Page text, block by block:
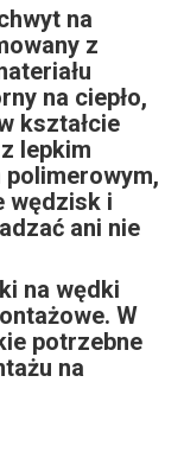
na
z
na ciepło,
kształcie
lepkim
wędzisk i
ani nie
na wędki
W
potrzebne
na